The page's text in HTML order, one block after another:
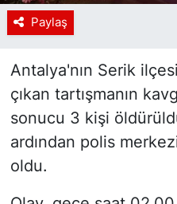
Paylaş
Antalya'nın Serik
çıkan tartışmanın
sonucu 3 kişi
ardından polis
oldu.